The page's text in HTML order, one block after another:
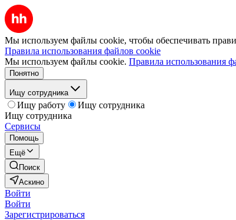
Мы используем файлы cookie, чтобы обеспечивать
Правила использования файлов cookie
Мы используем файлы cookie. Правила использования
Понятно
Ищу сотрудника
Ищу работу
Ищу сотрудника
Ищу сотрудника
Сервисы
Помощь
Ещё
Поиск
Аскино
Войти
Войти
Зарегистрироваться